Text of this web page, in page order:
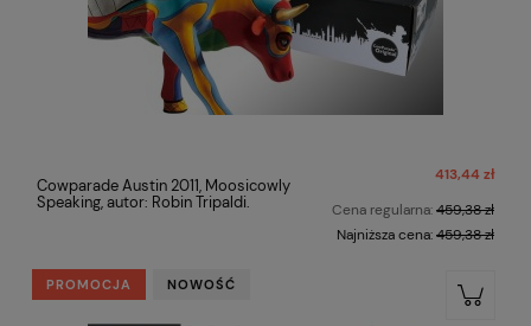
Cowparade Austin 2011, Moosicowly
Speaking, autor: Robin Tripaldi.
413,44 zł
Cena regularna:459,38 zł
Najniższa cena:459,38 zł
PROMOCJA NOWOŚĆ